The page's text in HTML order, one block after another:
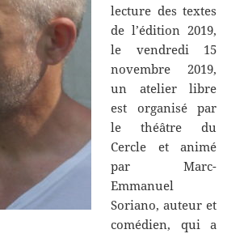
lecture des textes
de l’édition 2019,
le vendredi 15
novembre 2019,
un atelier libre
est organisé par
le théâtre du
Cercle et animé
par Marc-
Emmanuel
Soriano, auteur et
comédien, qui a